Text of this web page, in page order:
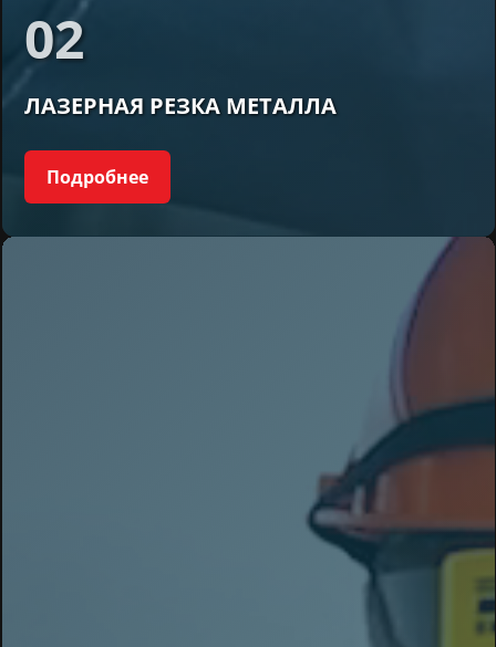
02
ЛАЗЕРНАЯ РЕЗКА МЕТАЛЛА
Подробнее